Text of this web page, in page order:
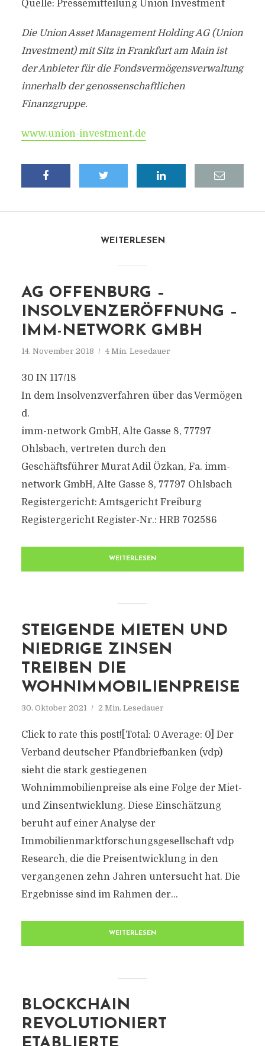
Quelle: Pressemitteilung Union Investment
Die Union Asset Management Holding AG (Union
Investment) mit Sitz in Frankfurt am Main ist
der Anbieter für die Fondsvermögensverwaltung
innerhalb der genossenschaftlichen
Finanzgruppe.
www.union-investment.de
WEITERLESEN
AG OFFENBURG –
INSOLVENZERÖFFNUNG –
IMM-NETWORK GMBH
14. November 2018 4 Min. Lesedauer
30 IN 117/18
In dem Insolvenzverfahren über das Vermögen
d.
imm-network GmbH, Alte Gasse 8, 77797
Ohlsbach, vertreten durch den
Geschäftsführer Murat Adil Özkan, Fa. imm-
network GmbH, Alte Gasse 8, 77797 Ohlsbach
Registergericht: Amtsgericht Freiburg
Registergericht Register-Nr.: HRB 702586
WEITERLESEN
STEIGENDE MIETEN UND
NIEDRIGE ZINSEN
TREIBEN DIE
WOHNIMMOBILIENPREISE
30. Oktober 2021 2 Min. Lesedauer
Click to rate this post![Total: 0 Average: 0] Der
Verband deutscher Pfandbriefbanken (vdp)
sieht die stark gestiegenen
Wohnimmobilienpreise als eine Folge der Miet-
und Zinsentwicklung. Diese Einschätzung
beruht auf einer Analyse der
Immobilienmarktforschungsgesellschaft vdp
Research, die die Preisentwicklung in den
vergangenen zehn Jahren untersucht hat. Die
Ergebnisse sind im Rahmen der...
WEITERLESEN
BLOCKCHAIN
REVOLUTIONIERT